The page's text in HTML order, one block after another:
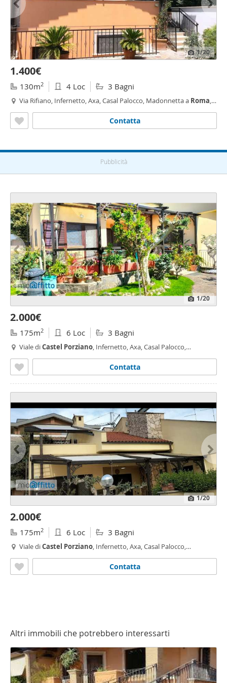
1/20
1.400€
130m2 4 Loc 3 Bagni
Via Rifiano, Infernetto, Axa, Casal Palocco, Madonnetta a Roma,
Contatta
Pubblicità
1/20
2.000€
175m2 6 Loc 3 Bagni
Viale diCastel Porziano, Infernetto, Axa, Casal Palocco,
Contatta
1/20
2.000€
175m2 6 Loc 3 Bagni
Viale diCastel Porziano, Infernetto, Axa, Casal Palocco,
Contatta
Altri immobili che potrebbero interessarti